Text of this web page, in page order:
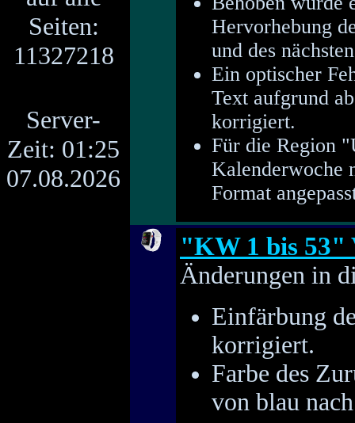
Seiten:
11327218
Server-
Zeit: 01:25
07.08.2026
Hervorhebung
und des
Ein optischer
Text aufgrund
korrigiert.
Für die Region
Kalenderwoche
Format
"KW 1 bis 53"
Änderungen in
Einfärbung
korrigiert.
Farbe des
von blau